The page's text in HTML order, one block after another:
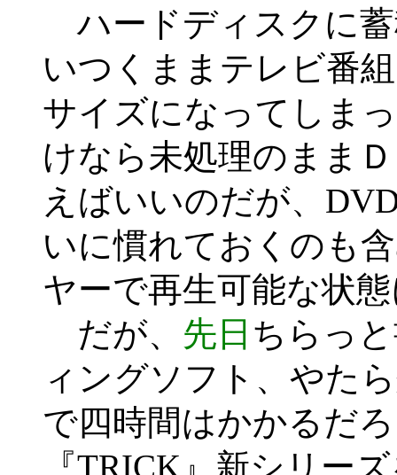
ハードディスクに
いつくままテレビ番
サイズになってしま
けなら未処理のまま
えばいいのだが、
いに慣れておくのも
ヤーで再生可能な状
だが、 先日 ちらっ
ィングソフト、やた
で四時間はかかるだ
『TRICK』新シリー